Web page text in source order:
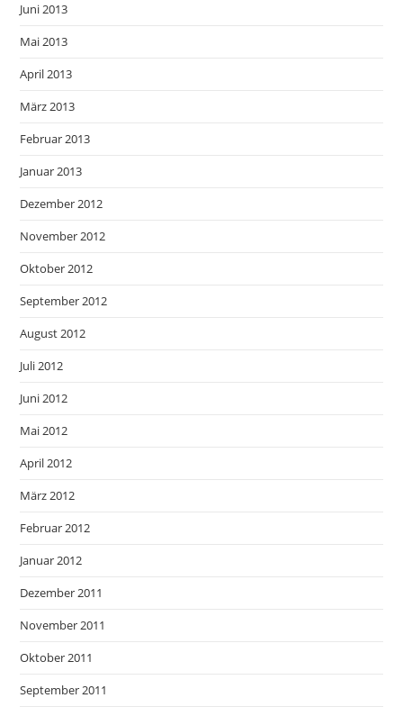
Juni 2013
Mai 2013
April 2013
März 2013
Februar 2013
Januar 2013
Dezember 2012
November 2012
Oktober 2012
September 2012
August 2012
Juli 2012
Juni 2012
Mai 2012
April 2012
März 2012
Februar 2012
Januar 2012
Dezember 2011
November 2011
Oktober 2011
September 2011